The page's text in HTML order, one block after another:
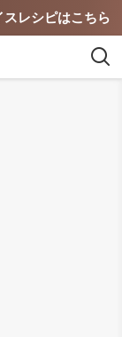
レシピはこちら